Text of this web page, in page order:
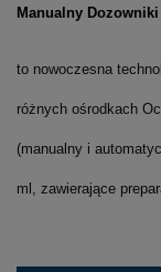
Manualny
to nowoczesna
różnych ośrodkach
(manualny i
ml, zawierające